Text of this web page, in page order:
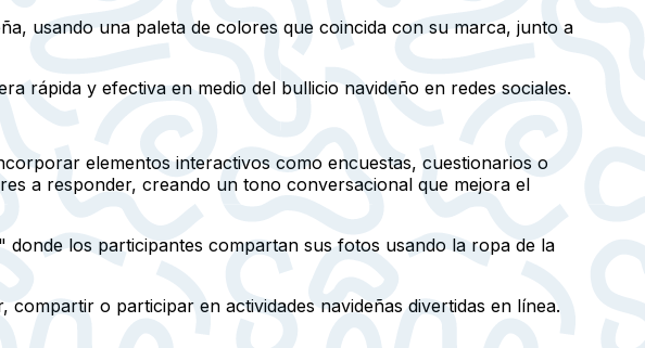
usando una paleta de colores que coincida con su marca, junto a
rápida y efectiva en medio del bullicio navideño en redes sociales.
elementos interactivos como encuestas, cuestionarios o
a responder, creando un tono conversacional que mejora el
los participantes compartan sus fotos usando la ropa de la
o participar en actividades navideñas divertidas en línea.